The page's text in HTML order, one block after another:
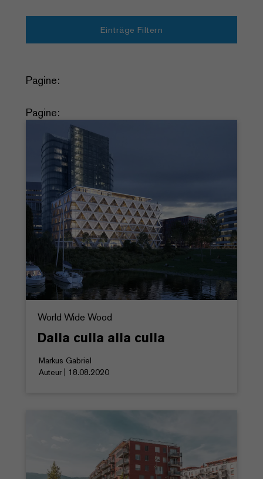
Einträge Filtern
Pagine:
Pagine:
World Wide Wood
Dalla culla alla culla
Markus Gabriel
Auteur | 18.08.2020